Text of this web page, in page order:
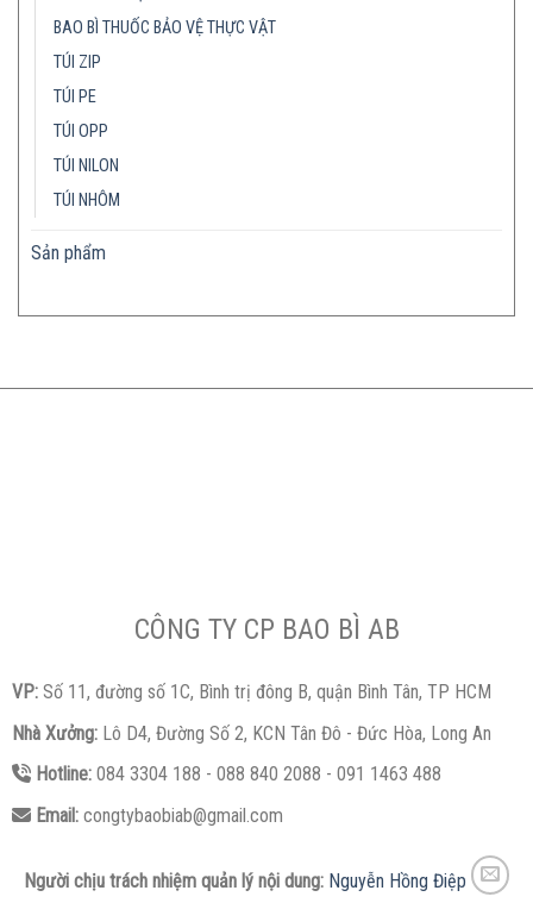
BAO BÌ THUỐC BẢO VỆ THỰC VẬT
TÚI ZIP
TÚI PE
TÚI OPP
TÚI NILON
TÚI NHÔM
Sản phẩm
CÔNG TY CP BAO BÌ AB
VP: Số 11, đường số 1C, Bình trị đông B, quận Bình Tân, TP HCM
Nhà Xưởng: Lô D4, Đường Số 2, KCN Tân Đô - Đức Hòa, Long An
Hotline:084 3304 188 - 088 840 2088 - 091 1463 488
Email:congtybaobiab@gmail.com
Người chịu trách nhiệm quản lý nội dung: Nguyễn Hồng Điệp